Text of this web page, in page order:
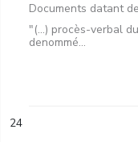
Documents datant
"(...) procès-verbal
denommé...
24